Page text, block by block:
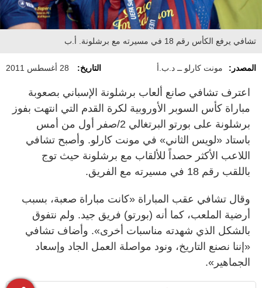
تشافي يرفع الكأس رقم 18 في مسيرته مع برشلونة. أ.ب
المصدر: مونت كارلو ــ د.ب.أ التاريخ: 28 أغسطس 2011
اعترف تشافي صانع ألعاب برشلونة الإسباني بصعوبة
مباراة كأس السوبر الأوروبية لكرة القدم التي انتهت بفوز
برشلونة على بورتو البرتغالي 2/صفر أول من أمس
باستاد «لويس الثاني» في مونت كارلو. وأصبح تشافي
اللاعب الأكثر حصداً للألقاب مع برشلونة حيث توج
باللقب رقم 18 في مسيرته مع الفريق.
وقال تشافي عقب المباراة «كانت مباراة صعبة، بسبب
أرضية الملعب، كما أنه (بورتو) فريق جيد. ولم نتفوق
بالشكل الذي شهدته مناسبات أخرى». وأضاف تشافي
«إننا نصنع التاريخ، ونود مواصلة العمل الجاد وإسعاد
الجماهير».